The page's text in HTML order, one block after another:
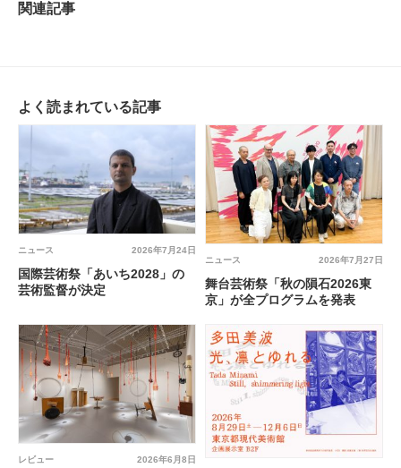
関連記事
よく読まれている記事
2026年7月24日
ニュース
国際芸術祭「あいち2028」の
芸術監督が決定
2026年7月27日
ニュース
舞台芸術祭「秋の隕石2026東
京」が全プログラムを発表
2026年6月8日
レビュー